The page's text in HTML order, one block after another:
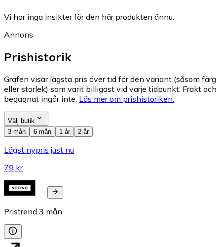
Vi har inga insikter för den här produkten ännu.
Annons
Prishistorik
Grafen visar lägsta pris över tid för den variant (såsom färg
eller storlek) som varit billigast vid varje tidpunkt. Frakt och
begagnat ingår inte. Läs mer om prishistoriken.
Välj butik
3 mån
6 mån 1 år 2 år
Lägst nypris just nu
79 kr
Pristrend 3 mån